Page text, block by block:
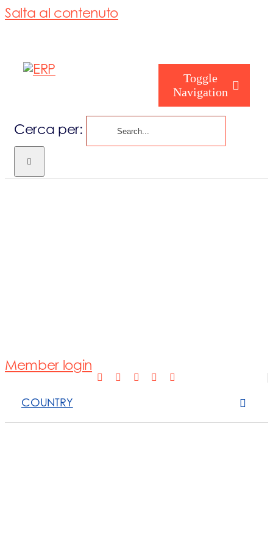
Salta al contenuto
Toggle
Navigation
Open Scope
Sanzioni
Cerca per:
COUNTRY
Member login